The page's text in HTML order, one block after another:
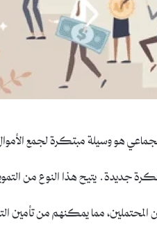
هو وسيلة مبتكرة لجمع
جديدة. يتيح هذا النوع من
المحتملين، مما يمكنهم من تأمين